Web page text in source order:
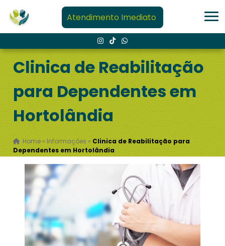
Atendimento Imediato
Clinica de Reabilitação
para Dependentes em
Hortolândia
Home » Informações » Clinica de Reabilitação para
Dependentes em Hortolândia